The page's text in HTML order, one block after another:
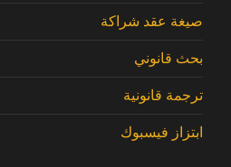
صيغة عقد شراكة
بحث قانوني
ترجمة قانونية
ابتزاز فيسبوك